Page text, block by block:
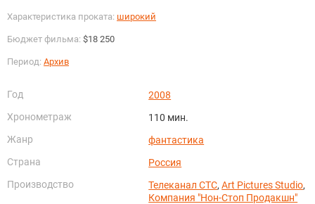
Характеристика проката: широкий
Бюджет фильма: $18 250
Период: Архив
Год
2008
Хронометраж
110 мин.
Жанр
фантастика
Страна
Россия
Производство
Телеканал СТС,Art Pictures Studio,
Компания "Нон-Стоп Продакшн"